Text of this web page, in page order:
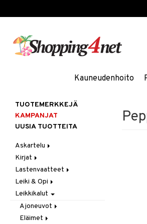
Kauneudenhoito
TUOTEMERKKEJÄ
KAMPANJAT
UUSIA TUOTTEITA
Askartelu
Askartelumateriaalit
Askartelusetti
Helmet
Koulutarvikkeet
Muovailuvaha
Piirrä ja maalaa
Kirjat
Askartelukirjat
Maalauskirjat
Päiväkirjat
Lastenvaatteet
Alaosat
Leggingsit
Alusvaatteet & Sukat
Kengät
Mekot
Leiki & Opi
Opetuslelut
Oppimispelit
Soittimet
Leikkikalut
Ajoneuvot
Autoradat
Eläimet